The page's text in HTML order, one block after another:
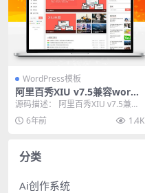
WordPress模板
阿里百秀XIU v7.5兼容wordp
ress5.4+ 全解密博客主题 完
美无限制
源码描述： 阿里百秀XIU v7.5兼容
wordpress5.4+ 全解密博客主...
6年前 1.4K
分类
Ai创作系统